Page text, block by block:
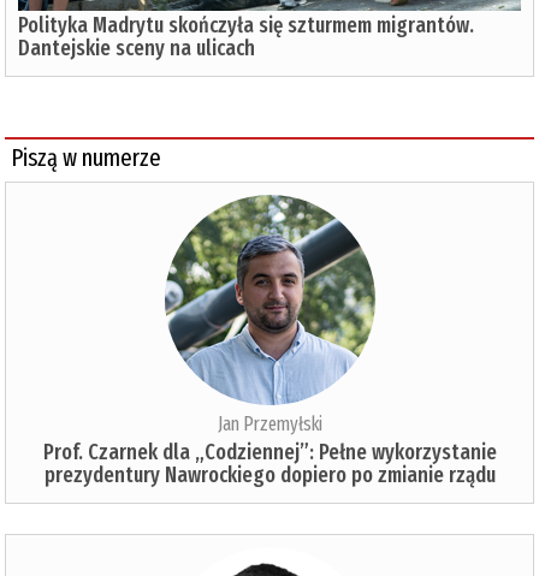
Polityka Madrytu skończyła się szturmem migrantów.
Dantejskie sceny na ulicach
Piszą w numerze
Jan Przemyłski
Prof. Czarnek dla „Codziennej”: Pełne wykorzystanie
prezydentury Nawrockiego dopiero po zmianie rządu